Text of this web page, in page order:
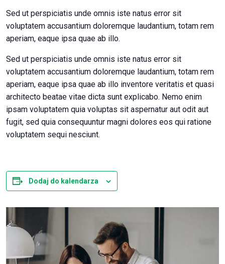
Sed ut perspiciatis unde omnis iste natus error sit
voluptatem accusantium doloremque laudantium, totam rem
aperiam, eaque ipsa quae ab illo.
Sed ut perspiciatis unde omnis iste natus error sit
voluptatem accusantium doloremque laudantium, totam rem
aperiam, eaque ipsa quae ab illo inventore veritatis et quasi
architecto beatae vitae dicta sunt explicabo. Nemo enim
ipsam voluptatem quia voluptas sit aspernatur aut odit aut
fugit, sed quia consequuntur magni dolores eos qui ratione
voluptatem sequi nesciunt.
Dodaj do kalendarza